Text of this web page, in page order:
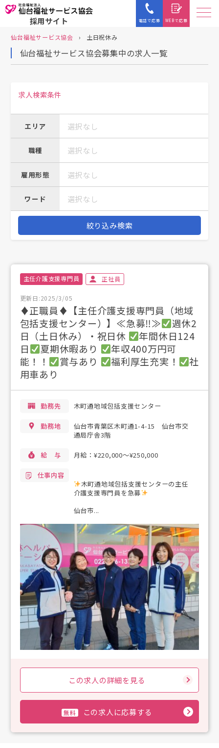
採用サイト 電話で応募 WEBで応募
仙台福祉サービス協会 › 土日祝休み
仙台福祉サービス協会募集中の求人一覧
主任介護支援専門員 正社員
更新日:2025/3/05
♦正職員♦【主任介護支援専門員（地域
包括支援センター）】≪急募‼≫
週休2
日（土日休み）・祝日休
年間休日124
日
夏期休暇あり
年収400万円可
能！！
賞与あり 福利厚生充実！
社
用車あり
勤務先 木町通地域包括支援センター
勤務地
仙台市青葉区木町通1-4-15 仙台市交
通局庁舎3階
給 与 月給：¥220,000〜¥250,000
仕事内容
木町通地域包括支援センターの主任
介護支援専門員を急募
仙台市...
この求人の詳細を見る
この求人に応募する
求人検索条件
エリア 選択なし
職種 選択なし
雇用形態 選択なし
ワード 選択なし
絞り込み検索